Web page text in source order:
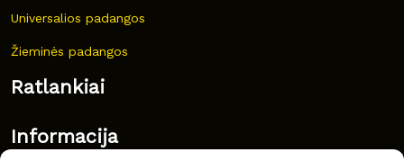
Universalios padangos
Žieminės padangos
Ratlankiai
Informacija